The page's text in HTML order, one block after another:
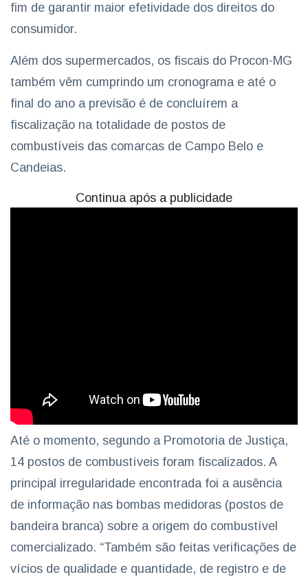
fim de garantir maior efetividade dos direitos do
consumidor.
Além dos supermercados, os fiscais do Procon-MG
também vêm cumprindo um cronograma e até o
final do ano a previsão é de concluírem a
fiscalização na totalidade de postos de
combustíveis das comarcas de Campo Belo e
Candeias.
Continua após a publicidade
Até o momento, segundo a Promotoria de Justiça,
14 postos de combustíveis foram fiscalizados. A
principal irregularidade encontrada foi a ausência
de informação nas bombas medidoras (postos de
bandeira branca) sobre a origem do combustível
comercializado. “Também são feitas verificações de
vícios de qualidade e quantidade, de registro e de